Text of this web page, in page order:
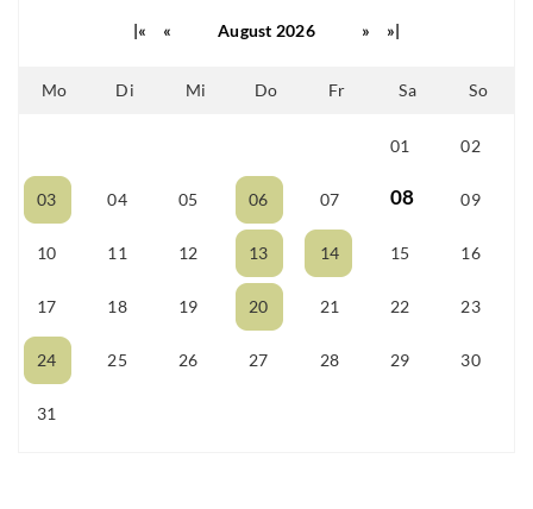
|« « August 2026 » »|
Mo Di Mi Do Fr Sa So
01 02
03 04 05 06 07 08 09
10 11 12 13 14 15 16
17 18 19 20 21 22 23
24 25 26 27 28 29 30
31